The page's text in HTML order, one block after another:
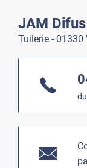
JAM Difus
Tuilerie - 01330